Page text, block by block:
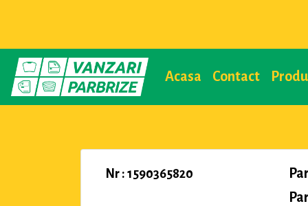
Acasa Contact
Nr : 1590365820